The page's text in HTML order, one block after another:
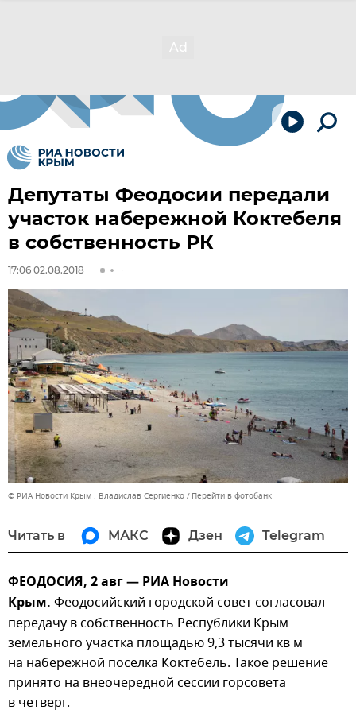
Депутаты Феодосии передали
участок набережной Коктебеля
в собственность РК
17:06 02.08.2018
© РИА Новости Крым . Владислав Сергиенко Перейти в фотобанк
Читать в МАКС Дзен Telegram
ФЕОДОСИЯ, 2 авг — РИА Новости
Крым. Феодосийский городской совет согласовал
передачу в собственность Республики Крым
земельного участка площадью 9,3 тысячи кв м
на набережной поселка Коктебель. Такое решение
принято на внеочередной сессии горсовета
в четверг.